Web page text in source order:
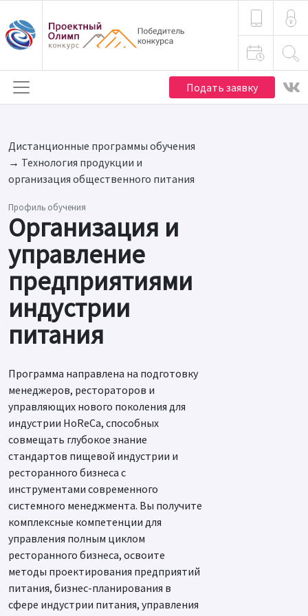
Подать заявку
Дистанционные программы обучения
→ Технология продукции и
организация общественного питания
Профиль обучения
Организация и
управление
предприятиями
индустрии
питания
Программа направлена на подготовку
менеджеров, рестораторов и
управляющих нового поколения для
индустрии HoReCa, способных
совмещать глубокое знание
стандартов пищевой индустрии и
ресторанного бизнеса с
инструментами современного
системного менеджмента. Вы получите
комплексные компетенции для
управления полным циклом
ресторанного бизнеса, освоите
методы проектирования предприятий
питания, бизнес-планирования в
сфере индустрии питания, управления